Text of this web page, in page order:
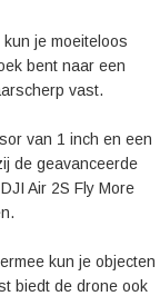
je moeiteloos
bent naar een
vast.
van 1 inch en een
de geavanceerde
Air 2S Fly More
kun je objecten
biedt de drone ook